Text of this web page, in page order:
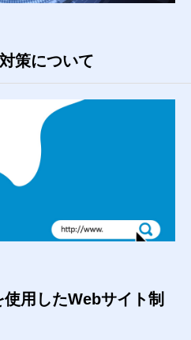
策について
用したWebサイト制